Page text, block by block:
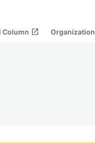
Column open_in_new Organization